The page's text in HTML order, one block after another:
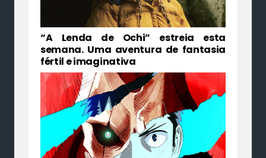
“A Lenda de Ochi” estreia esta
semana. Uma aventura de fantasia
fértil e imaginativa